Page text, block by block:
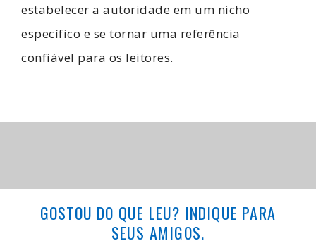
estabelecer a autoridade em um nicho
específico e se tornar uma referência
confiável para os leitores.
GOSTOU DO QUE LEU? INDIQUE PARA
SEUS AMIGOS.